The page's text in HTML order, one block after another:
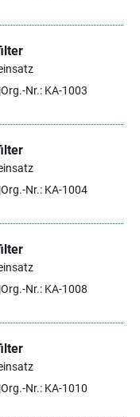
Org.-Nr.: KA-1003
Org.-Nr.: KA-1004
Org.-Nr.: KA-1008
Org.-Nr.: KA-1010